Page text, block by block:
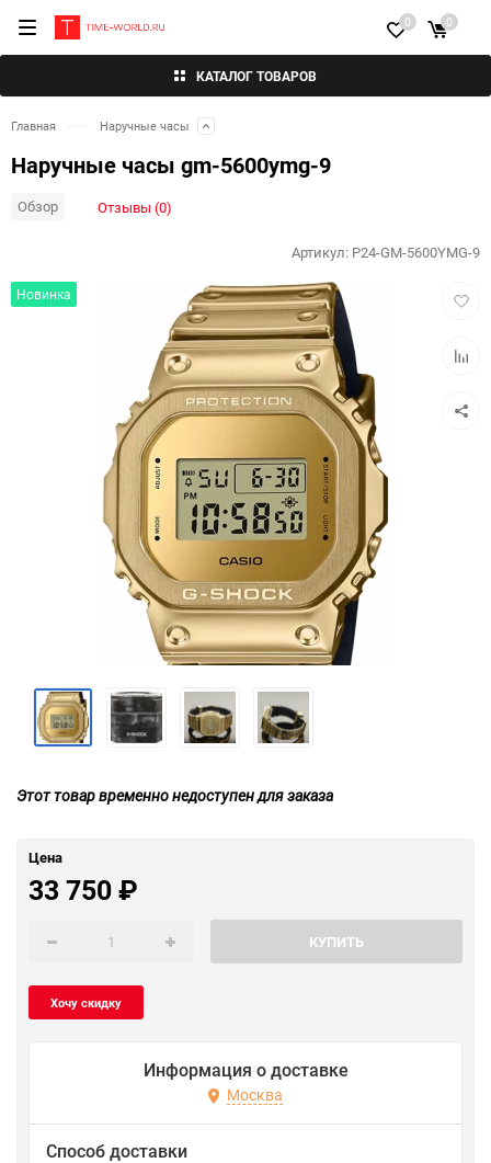
КАТАЛОГ ТОВАРОВ
0 0
Главная Наручные часы
Наручные часы gm-5600ymg-9
Обзор Отзывы (0)
Новинка
Артикул: P24-GM-5600YMG-9
Этот товар временно недоступен для заказа
Цена
33 750₽
КУПИТЬ
Информация о доставке
Москва
Способ доставки